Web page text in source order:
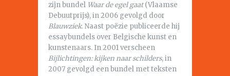
zijn bundel Waar de egel gaat(Vlaamse
Debuutprijs), in 2006 gevolgd door
Blauwziek. Naast poëzie publiceerde hij
essaybundels over Belgische kunst en
kunstenaars. In 2001 verscheen
Bijlichtingen: kijken naar schilders, in
2007 gevolgd een bundel met teksten